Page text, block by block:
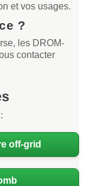
et vos usages.
?
les DROM-
contacter
off-grid